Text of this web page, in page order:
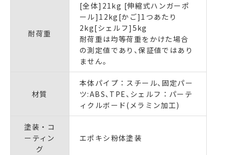
耐荷重
[全体]21kg [伸縮式ハンガーポ
ール]12kg[かご]1つあたり
2kg[シェルフ]5kg
耐荷重は均等荷重をかけた場合
の測定値であり､保証値ではあり
ません｡
材質
本体パイプ：スチール､固定パー
ツ:ABS､TPE､シェルフ：パーテ
ィクルボード(メラミン加工)
塗装・コ
ーティン
グ
エポキシ粉体塗装